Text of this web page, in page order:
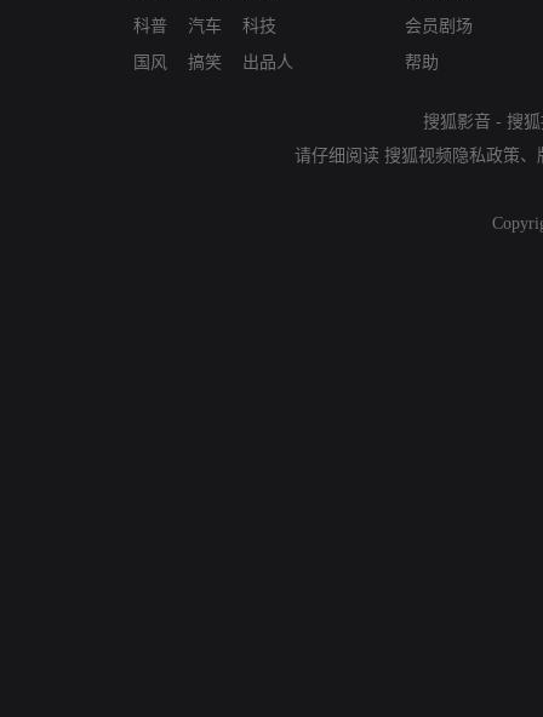
科普
国风
汽车
搞笑
科技
出品人
会员剧场
帮助
搜狐影音 - 搜
请仔细阅读 搜狐视频隐私政策、